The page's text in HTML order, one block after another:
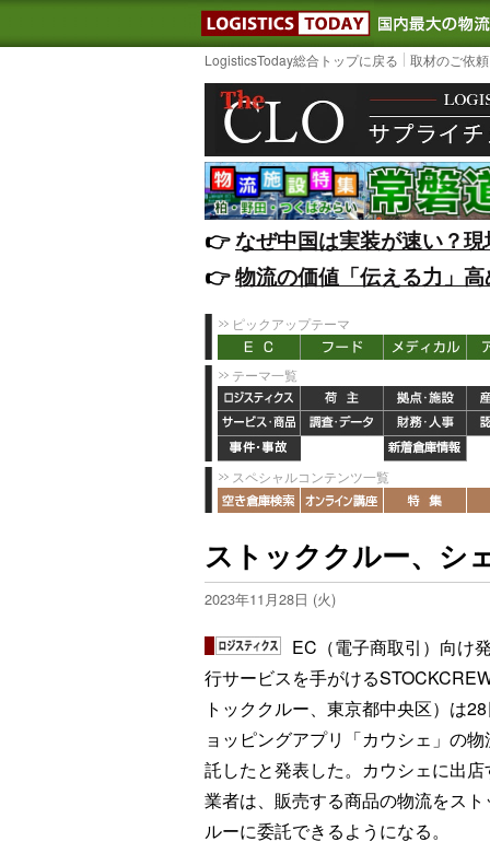
LOGISTICS
LogisticsToday総合トップに戻る 取材のご依
👉️なぜ中国は実装が速い？
👉️物流の価値「伝える力」
ピックアップテーマ
テーマ一覧
スペシャルコンテンツ一覧
ストッククルー、シ
2023年11月28日 (火)
EC（電子商取引）向け
行サービスを手がける
トッククルー、東京都中央区）は
ョッピングアプリ「カウシェ」の物
託したと発表した。カウシェに出店
業者は、販売する商品の物流をスト
ルーに委託できるようになる。